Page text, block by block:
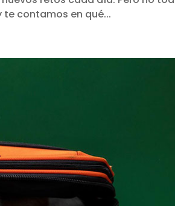
contamos en qué...